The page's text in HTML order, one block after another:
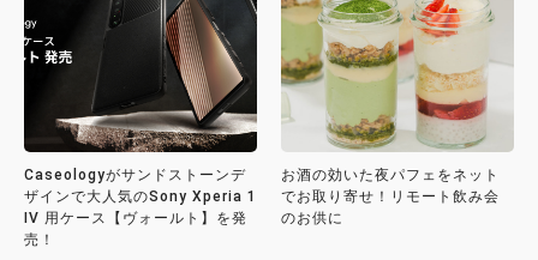
Caseologyがサンドストーンデ
ザインで大人気のSony Xperia 1
IV 用ケース【ヴォールト】を発
売！
お酒の効いた夜パフェをネット
でお取り寄せ！リモート飲み会
のお供に